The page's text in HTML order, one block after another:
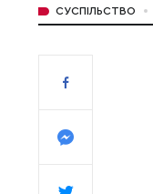
СУСПІЛЬСТВО